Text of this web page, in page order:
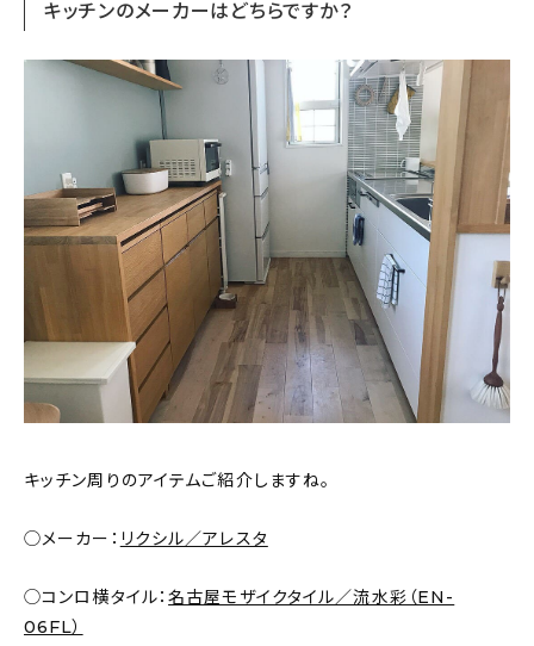
キッチンのメーカーはどちらですか？
キッチン周りのアイテムご紹介しますね。
◯メーカー： リクシル／アレスタ
◯コンロ横タイル：名古屋モザイクタイル／流水彩（EN-
06FL）